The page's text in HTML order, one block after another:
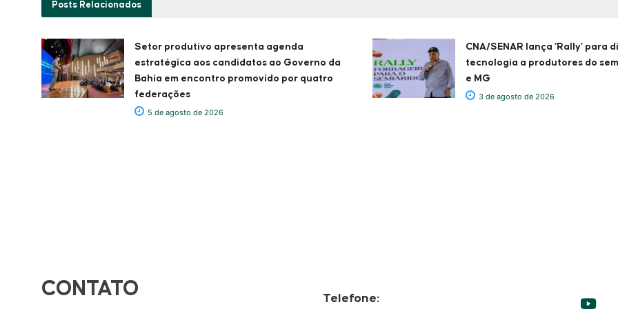
Posts Relacionados
Setor produtivo apresenta agenda
estratégica aos candidatos ao Governo da
Bahia em encontro promovido por quatro
federações
5 de agosto de 2026
CNA/SENAR lança ‘Rally’ para
tecnologia a produtores do
e MG
3 de agosto de 2026
CONTATO Telefone: